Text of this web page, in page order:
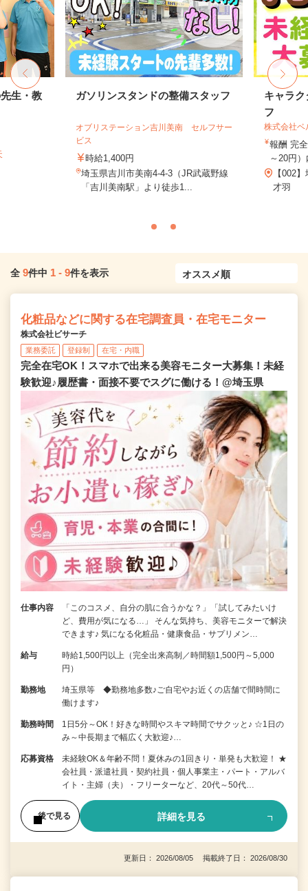
生・教 ガソリンスタンドの整備スタッフ
オブリステーション吉川美南 セルフサー
ビス
時給1,400円
埼玉県吉川市美南4-4-3（JR武蔵野線
「吉川美南駅」より徒歩1...
キャラ
フ
株式会社ベ
報酬 完
～20円
【002
才羽
全 9件中 1 - 9件を表示
化粧品などに関する在宅調査員・在宅モニター
株式会社ビサーチ
業務委託 登録制 在宅・内職
完全在宅OK！スマホで出来る美容モニター大募集！未経
験歓迎♪履歴書・面接不要でスグに働ける！@埼玉県
仕事内容
「このコスメ、自分の肌に合うかな？」「試してみたいけ
ど、費用が気になる…」 そんな気持ち、美容モニターで解決
できます♪ 気になる化粧品・健康食品・サプリメン…
給与
時給1,500円以上（完全出来高制／時間額1,500円～5,000
円）
勤務地
埼玉県等 ◆勤務地多数♪ご自宅やお近くの店舗で間時間に
働けます♪
勤務時間
1日5分～OK！好きな時間やスキマ時間でサクッと♪ ☆1日の
み～中長期まで幅広く大歓迎♪…
応募資格
未経験OK＆年齢不問！夏休みの1回きり・単発も大歓迎！ ★
会社員・派遣社員・契約社員・個人事業主・パート・アルバ
イト・主婦（夫）・フリーターなど、20代～50代…
後で見る 詳細を見る
更新日： 2026/08/05 掲載終了日： 2026/08/30